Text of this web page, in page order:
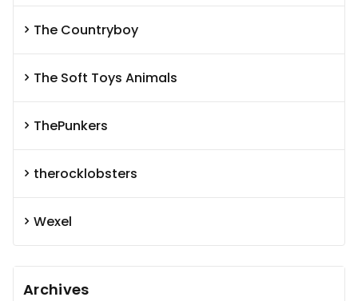
The Countryboy
The Soft Toys Animals
ThePunkers
therocklobsters
Wexel
Archives